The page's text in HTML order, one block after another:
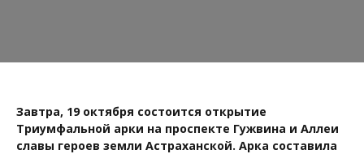
Завтра, 19 октября состоится открытие
Триумфальной арки на проспекте Гужвина и Аллеи
славы героев земли Астраханской. Арка составила